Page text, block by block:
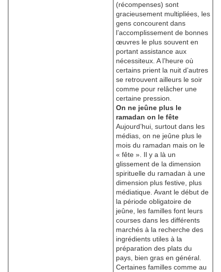
(récompenses) sont
gracieusement multipliées, les
gens concourent dans
l’accomplissement de bonnes
œuvres le plus souvent en
portant assistance aux
nécessiteux. A l’heure où
certains prient la nuit d’autres
se retrouvent ailleurs le soir
comme pour relâcher une
certaine pression.
On ne jeûne plus le
ramadan on le fête
Aujourd’hui, surtout dans les
médias, on ne jeûne plus le
mois du ramadan mais on le
« fête ». Il y a là un
glissement de la dimension
spirituelle du ramadan à une
dimension plus festive, plus
médiatique. Avant le début de
la période obligatoire de
jeûne, les familles font leurs
courses dans les différents
marchés à la recherche des
ingrédients utiles à la
préparation des plats du
pays, bien gras en général.
Certaines familles comme au